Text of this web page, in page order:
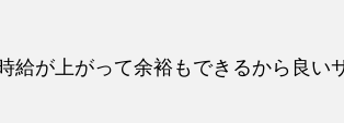
給が上がって余裕もできるから良い